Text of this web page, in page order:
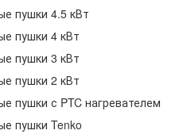
пушки 4.5 кВт
пушки 4 кВт
пушки 3 кВт
пушки 2 кВт
пушки с PTC нагревателем
пушки Tenko